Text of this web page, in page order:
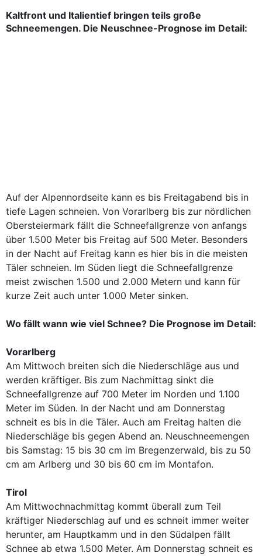
Kaltfront und Italientief bringen teils große
Schneemengen. Die Neuschnee-Prognose im Detail:
Auf der Alpennordseite kann es bis Freitagabend bis in
tiefe Lagen schneien. Von Vorarlberg bis zur nördlichen
Obersteiermark fällt die Schneefallgrenze von anfangs
über 1.500 Meter bis Freitag auf 500 Meter. Besonders
in der Nacht auf Freitag kann es hier bis in die meisten
Täler schneien. Im Süden liegt die Schneefallgrenze
meist zwischen 1.500 und 2.000 Metern und kann für
kurze Zeit auch unter 1.000 Meter sinken.
Wo fällt wann wie viel Schnee? Die Prognose im Detail:
Vorarlberg
Am Mittwoch breiten sich die Niederschläge aus und
werden kräftiger. Bis zum Nachmittag sinkt die
Schneefallgrenze auf 700 Meter im Norden und 1.100
Meter im Süden. In der Nacht und am Donnerstag
schneit es bis in die Täler. Auch am Freitag halten die
Niederschläge bis gegen Abend an. Neuschneemengen
bis Samstag: 15 bis 30 cm im Bregenzerwald, bis zu 50
cm am Arlberg und 30 bis 60 cm im Montafon.
Tirol
Am Mittwochnachmittag kommt überall zum Teil
kräftiger Niederschlag auf und es schneit immer weiter
herunter, am Hauptkamm und in den Südalpen fällt
Schnee ab etwa 1.500 Meter. Am Donnerstag schneit es